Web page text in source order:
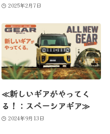
2025年2月7日
≪新しいギアがやってく
る！：スペーシアギア≫
2024年9月13日